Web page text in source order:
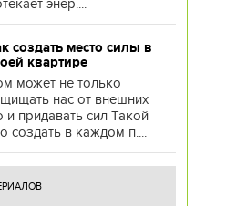
энер....
создать место силы в
квартире
может не только
нас от внешних
и придавать сил Такой
создать в каждом п....